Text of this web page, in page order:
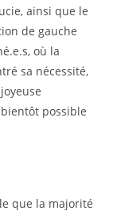
ainsi que le
de gauche
où la
sa nécessité,
possible
que la majorité